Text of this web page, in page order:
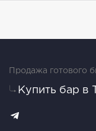
Продажа готового
Купить бар в